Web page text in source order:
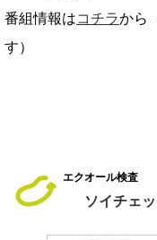
番組情報はコチラから
す）
エクオール検査
ソイチェ